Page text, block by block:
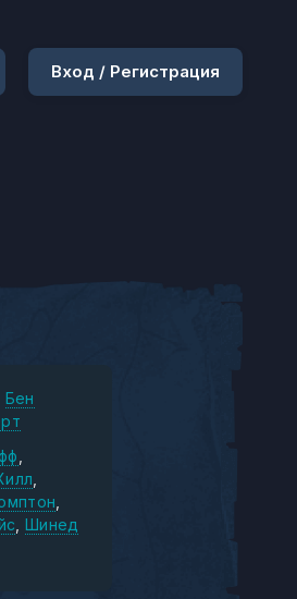
Вход / Регистрация
Бен
Шинед